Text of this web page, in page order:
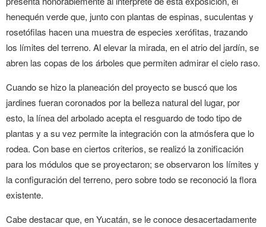
henequén verde que, junto con plantas de espinas, suculentas y
rosetófilas hacen una muestra de especies xerófitas, trazando
los límites del terreno. Al elevar la mirada, en el atrio del jardín, se
abren las copas de los árboles que permiten admirar el cielo raso.
Cuando se hizo la planeación del proyecto se buscó que los
jardines fueran coronados por la belleza natural del lugar, por
esto, la línea del arbolado acepta el resguardo de todo tipo de
plantas y a su vez permite la integración con la atmósfera que lo
rodea. Con base en ciertos criterios, se realizó la zonificación
para los módulos que se proyectaron; se observaron los límites y
la configuración del terreno, pero sobre todo se reconoció la flora
existente.
Cabe destacar que, en Yucatán, se le conoce desacertadamente